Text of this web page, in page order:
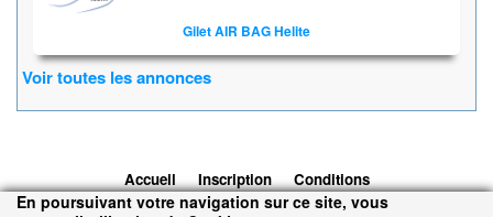
Gilet AIR BAG Helite
Voir toutes les annonces
Accueil Inscription
Conditions
d'utilisation
Contacts © 2026 1cheval.com Ecurie Virtuelle -
En poursuivant votre navigation sur ce site, vous